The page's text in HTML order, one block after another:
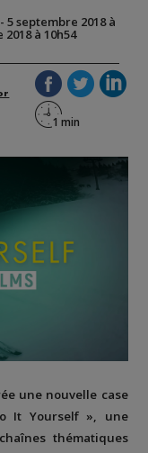
- 5 septembre 2018 à
à 10h54
une nouvelle case
It Yourself », une
thématiques